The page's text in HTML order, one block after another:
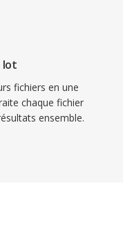
lot
fichiers en une
chaque fichier
ensemble.